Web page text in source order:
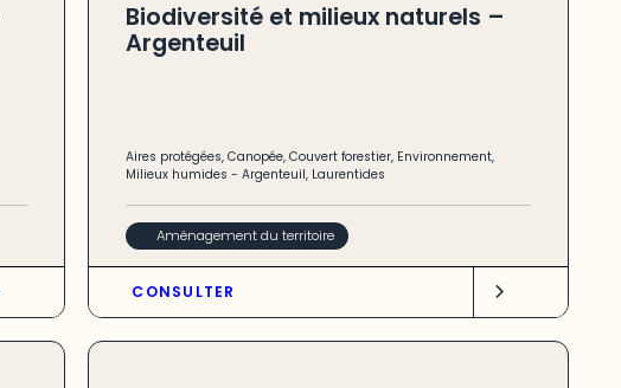
Biodiversité et milieux naturels –
Argenteuil
Aires protégées, Canopée, Couvert forestier, Environnement,
Milieux humides - Argenteuil, Laurentides
Aménagement du territoire
CONSULTER